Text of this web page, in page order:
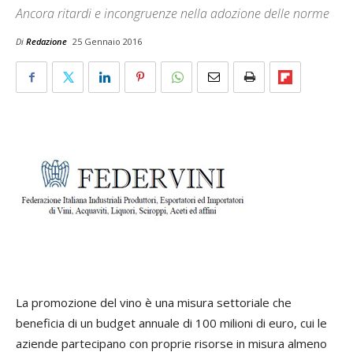
Ancora ritardi e incongruenze nella adozione delle norme
Di Redazione 25 Gennaio 2016
La promozione del vino è una misura settoriale che
beneficia di un budget annuale di 100 milioni di euro, cui le
aziende partecipano con proprie risorse in misura almeno